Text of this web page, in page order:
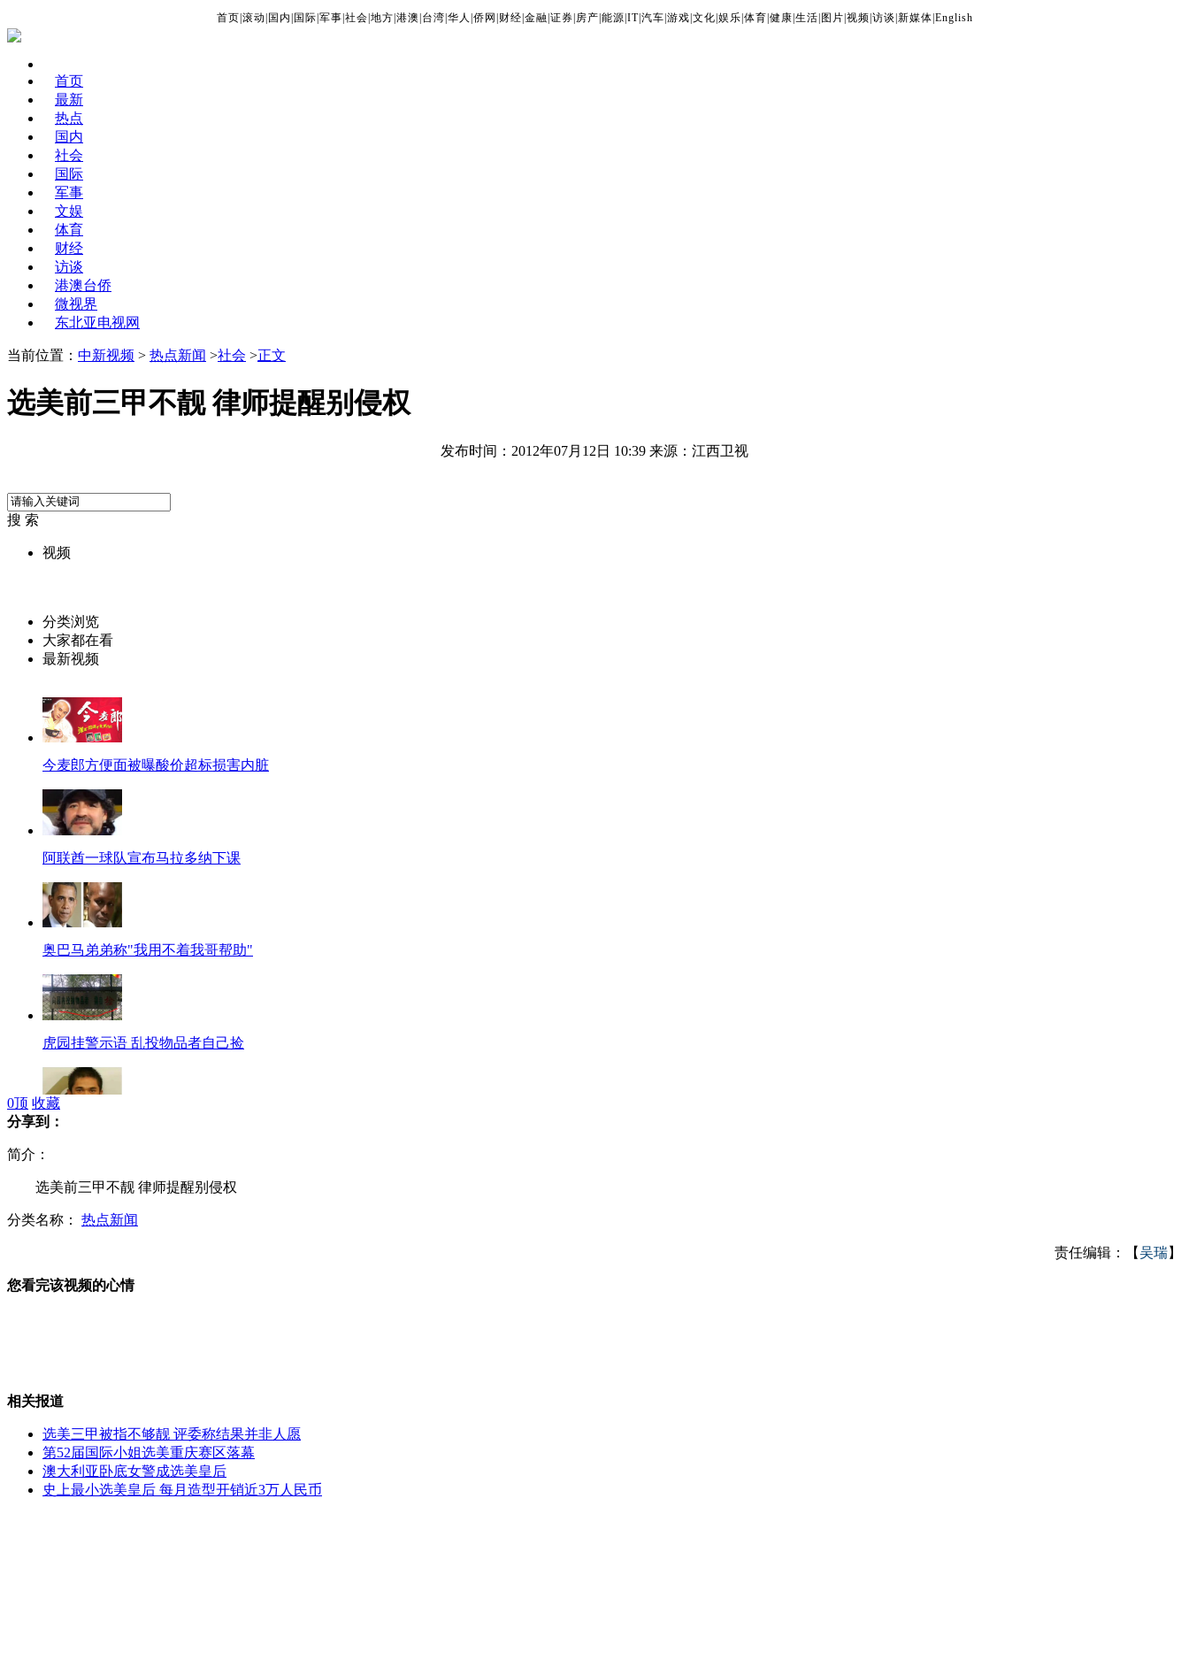
首页 滚动 国内 国际 军事 社会 地方 港澳 台湾 华人 侨网 财经 金融 证券 房产 能源 IT| 汽车 游戏 文化 娱乐 体育 健康 生活 图片 视频 访谈 新媒体 English
首页
最新
热点
国内
社会
国际
军事
文娱
体育
财经
访谈
港澳台侨
微视界
东北亚电视网
当前位置： 中新视频 > 热点新闻 >社会 >正文
选美前三甲不靓 律师提醒别侵权
发布时间：2012年07月12日 10:39 来源：江西卫视
搜 索
视频
分类浏览
大家都在看
最新视频
今麦郎方便面被曝酸价超标损害内脏
阿联酋一球队宣布马拉多纳下课
奥巴马弟弟称"我用不着我哥帮助"
虎园挂警示语 乱投物品者自己捡
肌肉脂肪对比图 减肥者必备
嫌犯以死相逼 警方对峙5小时
0顶 收藏
分享到：
简介：
选美前三甲不靓 律师提醒别侵权
分类名称： 热点新闻
责任编辑：【吴瑞】
您看完该视频的心情
相关报道
选美三甲被指不够靓 评委称结果并非人愿
第52届国际小姐选美重庆赛区落幕
澳大利亚卧底女警成选美皇后
史上最小选美皇后 每月造型开销近3万人民币